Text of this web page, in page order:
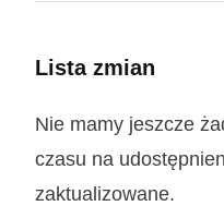
Lista zmian
Nie mamy jeszcze
czasu na
zaktualizowane.